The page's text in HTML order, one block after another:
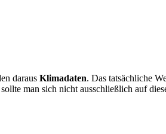
daraus Klimadaten. Das tatsächliche
man sich nicht ausschließlich auf